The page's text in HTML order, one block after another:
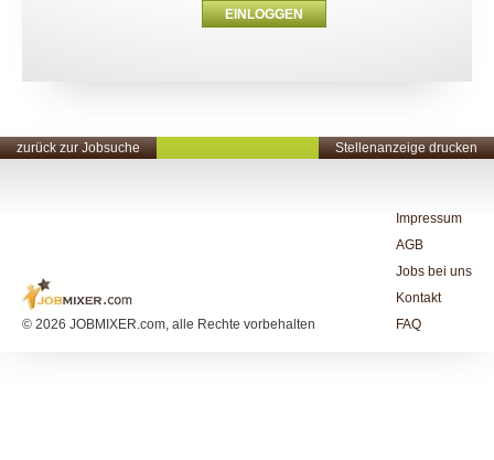
zurück zur Jobsuche Stellenanzeige drucken
© 2026 JOBMIXER.com, alle Rechte vorbehalten
Impressum
AGB
Jobs bei uns
Kontakt
FAQ